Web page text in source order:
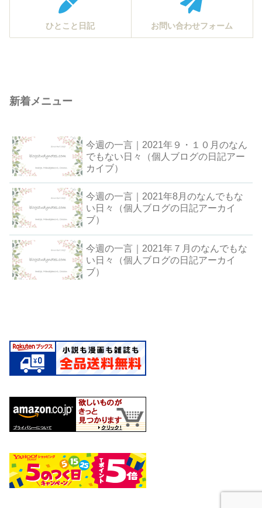
ひとこと日記 お問い合わせフォーム
新着メニュー
今週の一言｜2021年９・１０月のなん
でもない日々（個人ブログの日記アー
カイブ）
今週の一言｜2021年8月のなんでもな
い日々（個人ブログの日記アーカイ
ブ）
今週の一言｜2021年７月のなんでもな
い日々（個人ブログの日記アーカイ
ブ）